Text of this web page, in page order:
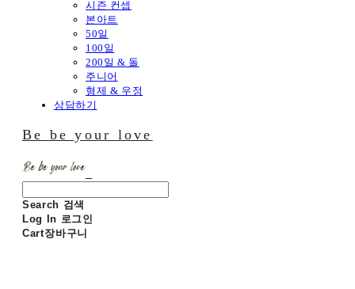
시즌 컨셉
본아트
50일
100일
200일 & 돌
주니어
형제 & 우정
상담하기
Be be your love
Search 검색
Log In 로그인
Cart장바구니